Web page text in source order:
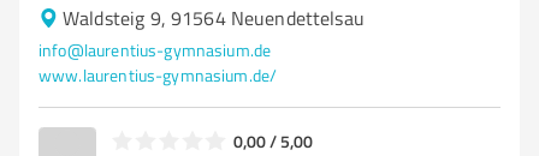
Waldsteig 9, 91564 Neuendettelsau
info@laurentius-gymnasium.de
www.laurentius-gymnasium.de/
0,00 / 5,00